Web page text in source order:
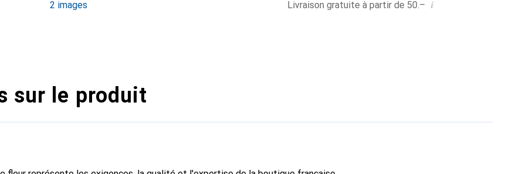
2 images Livraison gratuite à partir de 50.– i
sur le produit